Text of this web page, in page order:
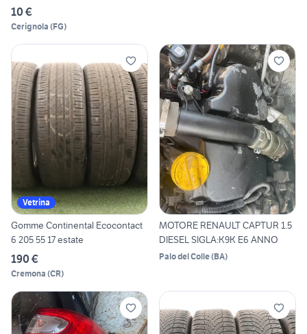
10 €
Cerignola (FG)
Vetrina
Gomme Continental Ecocontact
6 205 55 17 estate
190 €
Cremona (CR)
MOTORE RENAULT CAPTUR 1.5
DIESEL SIGLA:K9K E6 ANNO
Palo del Colle(BA)